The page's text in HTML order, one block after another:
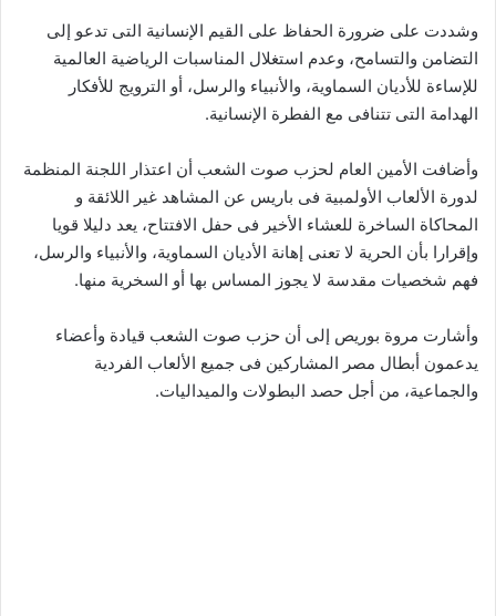
وشددت على ضرورة الحفاظ على القيم الإنسانية التى تدعو إلى
التضامن والتسامح، وعدم استغلال المناسبات الرياضية العالمية
للإساءة للأديان السماوية، والأنبياء والرسل، أو الترويج للأفكار
الهدامة التى تتنافى مع الفطرة الإنسانية.
وأضافت الأمين العام لحزب صوت الشعب أن اعتذار اللجنة المنظمة
لدورة الألعاب الأولمبية فى باريس عن المشاهد غير اللائقة و
المحاكاة الساخرة للعشاء الأخير فى حفل الافتتاح، يعد دليلا قويا
وإقرارا بأن الحرية لا تعنى إهانة الأديان السماوية، والأنبياء والرسل،
فهم شخصيات مقدسة لا يجوز المساس بها أو السخرية منها.
وأشارت مروة بوريص إلى أن حزب صوت الشعب قيادة وأعضاء
يدعمون أبطال مصر المشاركين فى جميع الألعاب الفردية
والجماعية، من أجل حصد البطولات والميداليات.